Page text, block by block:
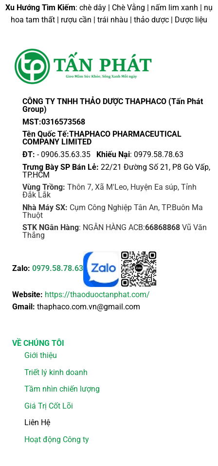
Xu Hướng Tìm Kiếm: chè dây | Chè Vằng | nấm lim xanh | nụ
hoa tam thất | rượu cần | trái nhàu | thảo dược | Dược liệu
CÔNG TY TNHH THẢO DƯỢC THAPHACO (Tấn Phát
Group)
MST:0316573568
Tên Quốc Tế:THAPHACO PHARMACEUTICAL
COMPANY LIMITED
ĐT: - 0906.35.63.35 Khiếu Nại: 0979.58.78.63
Trưng Bày SP Bán Lẻ: 22/21 Đường Số 21, P8 Gò Vấp,
TP.HCM
Vùng Trồng: Thôn 7, Xã M'Leo, Huyện Ea súp, Tỉnh
Đắk Lắk
Nhà Máy SX: Cụm Công Nghiệp Tân An, TP.Buôn Ma
Thuột
STK NGân Hàng: NGÂN HÀNG ACB:66868868Vũ Văn
Thắng
Zalo: 0979.58.78.63
Website: https://thaoduoctanphat.com/
Gmail: thaphaco.com.vn@gmail.com
VỀ CHÚNG TÔI
Giới thiệu
Triết lý kinh doanh
Tầm nhìn chiến lượng
Giá Trị Cốt Lõi
Liên Hệ
Hoạt động Công ty